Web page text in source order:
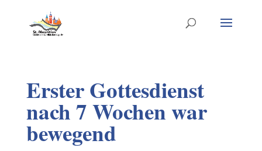
Erster Gottesdienst
nach 7 Wochen war
bewegend